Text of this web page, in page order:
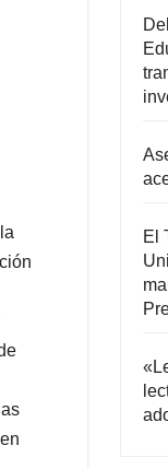
El